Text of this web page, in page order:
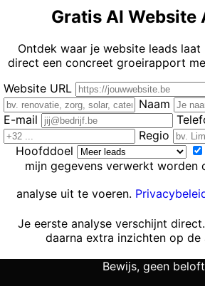
Gratis AI Website
Ontdek waar je website leads
direct een concreet groeirapport
Website URL
Naam
E-mail
Regio
Hoofddoel
mijn gegevens verwerkt worden
analyse uit te voeren.
Je eerste analyse verschijnt
daarna extra inzichten op de
Bewijs, geen